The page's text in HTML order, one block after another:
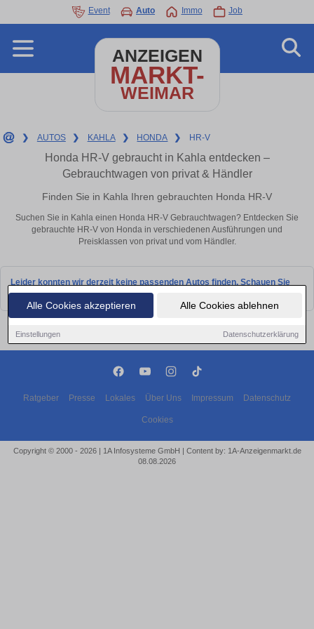
Alle Cookies akzeptieren Alle Cookies ablehnen
Einstellungen Datenschutzerklärung
Event Auto Immo Job
ANZEIGEN
MARKT-
WEIMAR
❯ AUTOS ❯ KAHLA ❯ HONDA ❯ HR-V
Honda HR-V gebraucht in Kahla entdecken –
Gebrauchtwagen von privat & Händler
Finden Sie in Kahla Ihren gebrauchten Honda HR-V
Suchen Sie in Kahla einen Honda HR-V Gebrauchtwagen? Entdecken Sie
gebrauchte HR-V von Honda in verschiedenen Ausführungen und
Preisklassen von privat und vom Händler.
Leider konnten wir derzeit keine passenden Autos finden. Schauen Sie
bald wieder vorbei!
Ratgeber Presse Lokales Über Uns Impressum Datenschutz
Cookies
Copyright © 2000 - 2026 | 1A Infosysteme GmbH | Content by: 1A-Anzeigenmarkt.de
08.08.2026